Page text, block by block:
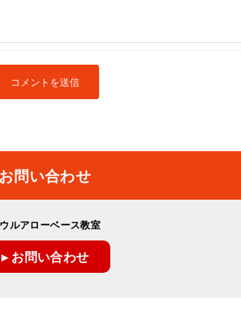
問い合わせ
ルアローベース教室
▸ お問い合わせ